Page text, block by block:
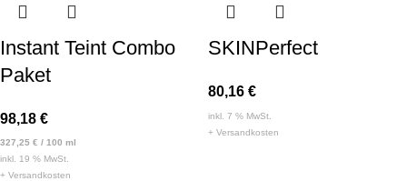
Instant Teint Combo
Paket
98,18 €
327,25 € / 100 ml
inkl. 19 % MwSt.
+ Versandkosten
SKINPerfect
80,16 €
inkl. 7 % MwSt.
+ Versandkosten